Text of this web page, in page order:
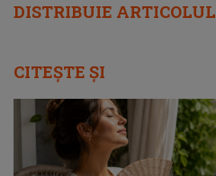
DISTRIBUIE ARTICOLUL
CITEȘTE ȘI